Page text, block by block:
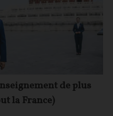
de plus
la France)